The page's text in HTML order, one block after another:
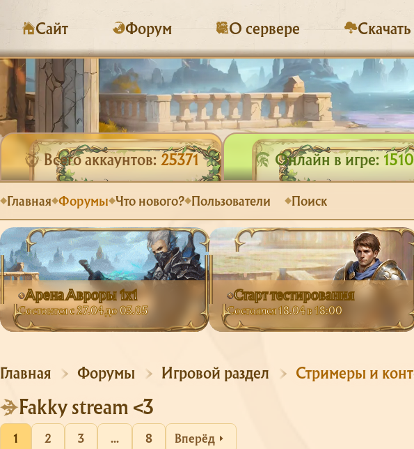
Сайт Форум О сервере Скачать
Всего аккаунтов: 25371 Онлайн в игре: 1510
Главная Форумы Что нового? Пользователи Поиск
Арена Авроры 1х1
Состоится с 27.04 до 03.05
Старт тестирования
Состоялся 18.04 в 18:00
Главная Форумы Игровой раздел
Fakky stream <3
1 2 3 ... 8 Вперёд